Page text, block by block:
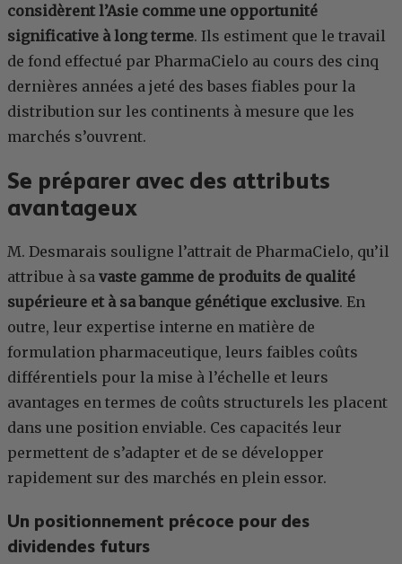
considèrent l’Asie comme une opportunité
significative à long terme. Ils estiment que le travail
de fond effectué par PharmaCielo au cours des cinq
dernières années a jeté des bases fiables pour la
distribution sur les continents à mesure que les
marchés s’ouvrent.
Se préparer avec des attributs
avantageux
M. Desmarais souligne l’attrait de PharmaCielo, qu’il
attribue à sa vaste gamme de produits de qualité
supérieure et à sa banque génétique exclusive. En
outre, leur expertise interne en matière de
formulation pharmaceutique, leurs faibles coûts
différentiels pour la mise à l’échelle et leurs
avantages en termes de coûts structurels les placent
dans une position enviable. Ces capacités leur
permettent de s’adapter et de se développer
rapidement sur des marchés en plein essor.
Un positionnement précoce pour des
dividendes futurs